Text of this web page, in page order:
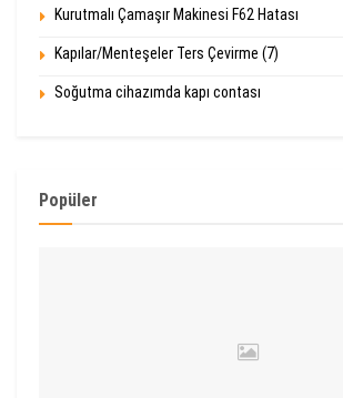
Kurutmalı Çamaşır Makinesi F62 Hatası
Kapılar/Menteşeler Ters Çevirme (7)
Soğutma cihazımda kapı contası
Popüler